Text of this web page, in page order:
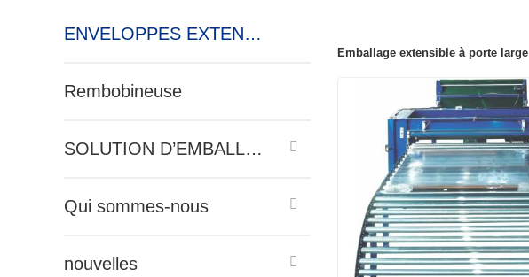
ENVELOPPES EXTENSIBLES
Rembobineuse
SOLUTION D’EMBALLAGE
Qui sommes-nous
nouvelles
Emballage extensible à porte large